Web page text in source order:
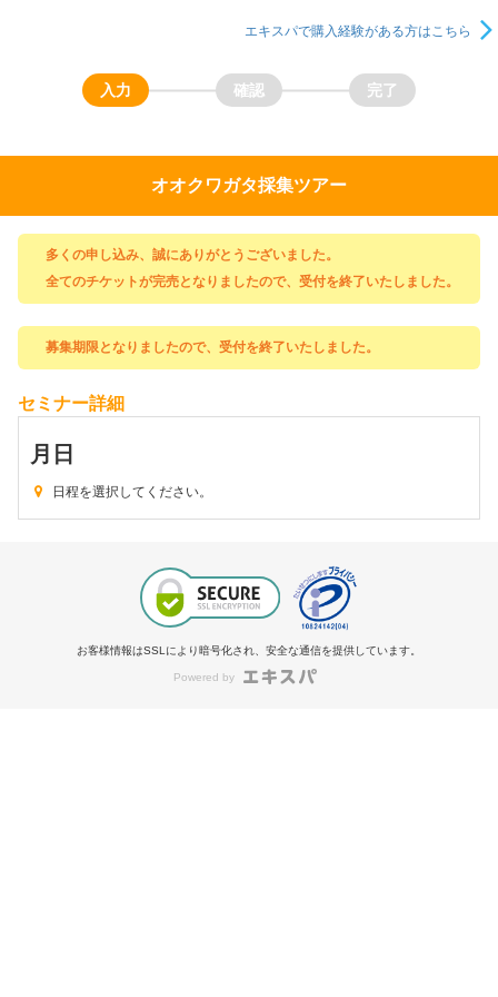
エキスパで購入経験がある方はこちら
オオクワガタ採集ツアー
多くの申し込み、誠にありがとうございました。
全てのチケットが完売となりましたので、受付を終了いたしました。
募集期限となりましたので、受付を終了いたしました。
セミナー詳細
月 日
日程を選択してください。
お客様情報はSSLにより暗号化され、安全な通信を提供しています。
Powered by